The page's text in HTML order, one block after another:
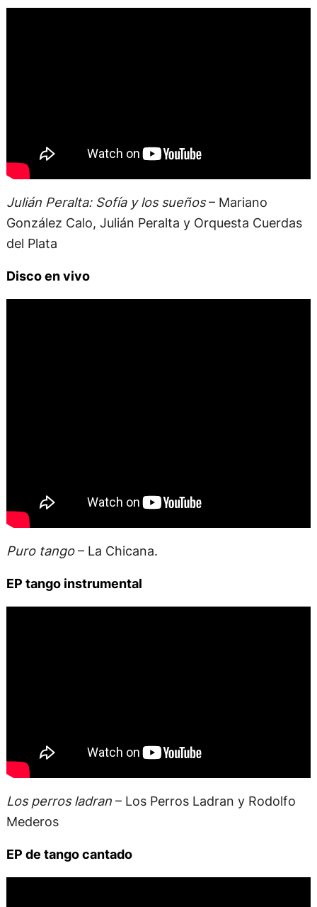
Julián Peralta: Sofía y los sueños– Mariano
González Calo, Julián Peralta y Orquesta Cuerdas
del Plata
Disco en vivo
Puro tango– La Chicana.
EP tango instrumental
Los perros ladran – Los Perros Ladran y Rodolfo
Mederos
EP de tango cantado